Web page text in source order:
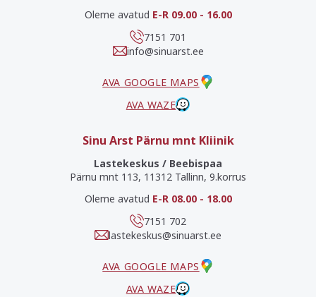
Oleme avatud E-R 09.00 - 16.00
7151 701
info@sinuarst.ee
AVA GOOGLE MAPS
AVA WAZE
Sinu Arst Pärnu mnt Kliinik
Lastekeskus / Beebispaa
Pärnu mnt 113, 11312 Tallinn, 9.korrus
Oleme avatud E-R 08.00 - 18.00
7151 702
lastekeskus@sinuarst.ee
AVA GOOGLE MAPS
AVA WAZE